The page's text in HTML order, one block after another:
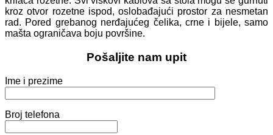
kroz otvor rozetne ispod, oslobađajući prostor za nesmetan
rad. Pored grebanog nerđajućeg čelika, crne i bijele, samo
mašta ograničava boju površine.
Pošaljite nam upit
Ime i prezime
Broj telefona